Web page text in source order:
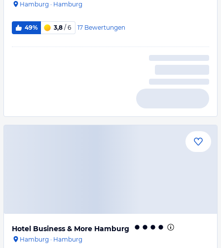
Hamburg · Hamburg
49% 3,8 / 6 17 Bewertungen
Hotel Business & More Hamburg
Hamburg · Hamburg